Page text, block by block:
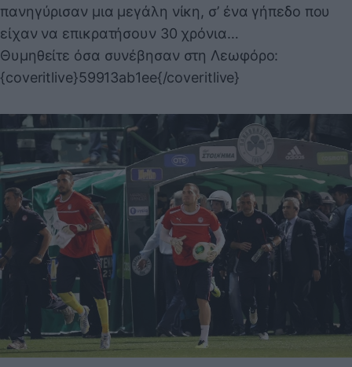
πανηγύρισαν μια μεγάλη νίκη, σ’ ένα γήπεδο που
είχαν να επικρατήσουν 30 χρόνια…
Θυμηθείτε όσα συνέβησαν στη Λεωφόρο:
{coveritlive}59913ab1ee{/coveritlive}